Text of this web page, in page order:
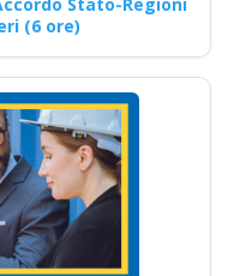
con
2025
apri
di
ente
(6 ore)